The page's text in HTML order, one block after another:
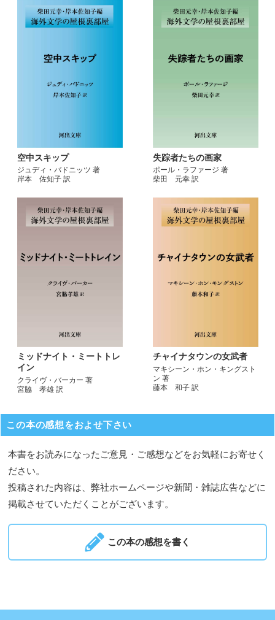
空中スキップ
ジュディ・バドニッツ 著
岸本 佐知子 訳
失踪者たちの画家
ポール・ラファージ 著
柴田 元幸 訳
ミッドナイト・ミートトレ
イン
クライヴ・バーカー 著
宮脇 孝雄 訳
チャイナタウンの女武者
マキシーン・ホン・キングスト
ン 著
藤本 和子 訳
この本の感想をおよせ下さい
本書をお読みになったご意見・ご感想などをお気軽にお寄せく
ださい。
投稿された内容は、弊社ホームページや新聞・雑誌広告などに
掲載させていただくことがございます。
この本の感想を書く